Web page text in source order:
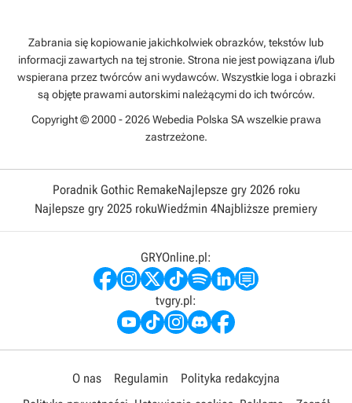
Zabrania się kopiowanie jakichkolwiek obrazków, tekstów lub
informacji zawartych na tej stronie. Strona nie jest powiązana i/lub
wspierana przez twórców ani wydawców. Wszystkie loga i obrazki
są objęte prawami autorskimi należącymi do ich twórców.
Copyright © 2000 - 2026 Webedia Polska SA wszelkie prawa
zastrzeżone.
Poradnik Gothic RemakeNajlepsze gry 2026 roku
Najlepsze gry 2025 rokuWiedźmin 4Najbliższe premiery
GRYOnline.pl:
tvgry.pl:
O nas Regulamin
Polityka redakcyjna